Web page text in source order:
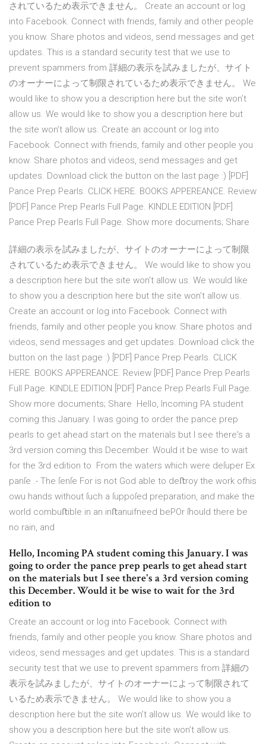
されているため表示できません。 Create an account or log
into Facebook. Connect with friends, family and other people
you know. Share photos and videos, send messages and get
updates. This is a standard security test that we use to
prevent spammers from 詳細の表示を試みましたが、サイト
のオーナーによって制限されているため表示できません。 We
would like to show you a description here but the site won’t
allow us. We would like to show you a description here but
the site won’t allow us. Create an account or log into
Facebook. Connect with friends, family and other people you
know. Share photos and videos, send messages and get
updates. Download click the button on the last page :) [PDF]
Pance Prep Pearls. CLICK HERE. BOOKS APPEREANCE. Review
[PDF] Pance Prep Pearls Full Page. KINDLE EDITION [PDF]
Pance Prep Pearls Full Page. Show more documents; Share
詳細の表示を試みましたが、サイトのオーナーによって制限
されているため表示できません。 We would like to show you
a description here but the site won’t allow us. We would like
to show you a description here but the site won’t allow us.
Create an account or log into Facebook. Connect with
friends, family and other people you know. Share photos and
videos, send messages and get updates. Download click the
button on the last page :) [PDF] Pance Prep Pearls. CLICK
HERE. BOOKS APPEREANCE. Review [PDF] Pance Prep Pearls
Full Page. KINDLE EDITION [PDF] Pance Prep Pearls Full Page.
Show more documents; Share Hello, Incoming PA student
coming this January. I was going to order the pance prep
pearls to get ahead start on the materials but I see there's a
3rd version coming this December. Would it be wise to wait
for the 3rd edition to From the waters which were deſuper Ex
panſe .- The ſenſe For is not God able to deﬅroy the work ofhis
owu hands without ſuch a ſuppoſed preparation, and make the
world combuﬅible in an inﬅanuifneed bePOr ſhould there be
no rain, and
Hello, Incoming PA student coming this January. I was
going to order the pance prep pearls to get ahead start
on the materials but I see there's a 3rd version coming
this December. Would it be wise to wait for the 3rd
edition to
Create an account or log into Facebook. Connect with
friends, family and other people you know. Share photos and
videos, send messages and get updates. This is a standard
security test that we use to prevent spammers from 詳細の
表示を試みましたが、サイトのオーナーによって制限されて
いるため表示できません。 We would like to show you a
description here but the site won’t allow us. We would like to
show you a description here but the site won’t allow us.